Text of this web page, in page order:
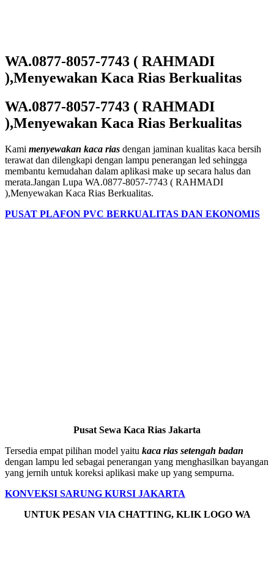
WA.0877-8057-7743 ( RAHMADI
),Menyewakan Kaca Rias Berkualitas
WA.0877-8057-7743 ( RAHMADI
),Menyewakan Kaca Rias Berkualitas
Kami menyewakan kaca rias dengan jaminan kualitas kaca bersih
terawat dan dilengkapi dengan lampu penerangan led sehingga
membantu kemudahan dalam aplikasi make up secara halus dan
merata.Jangan Lupa WA.0877-8057-7743 ( RAHMADI
),Menyewakan Kaca Rias Berkualitas.
PUSAT PLAFON PVC BERKUALITAS DAN EKONOMIS
Pusat Sewa Kaca Rias Jakarta
Tersedia empat pilihan model yaitu kaca rias setengah badan
dengan lampu led sebagai penerangan yang menghasilkan bayangan
yang jernih untuk koreksi aplikasi make up yang sempurna.
KONVEKSI SARUNG KURSI JAKARTA
UNTUK PESAN VIA CHATTING,KLIK LOGO WA